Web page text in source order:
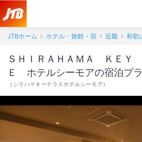
JTBホーム ホテル・旅館・宿 近畿 和歌
ＳＨＩＲＡＨＡＭＡ ＫＥＹ
Ｅ ホテルシーモアの宿泊プ
（ シラハマキーテラスホテルシーモア ）